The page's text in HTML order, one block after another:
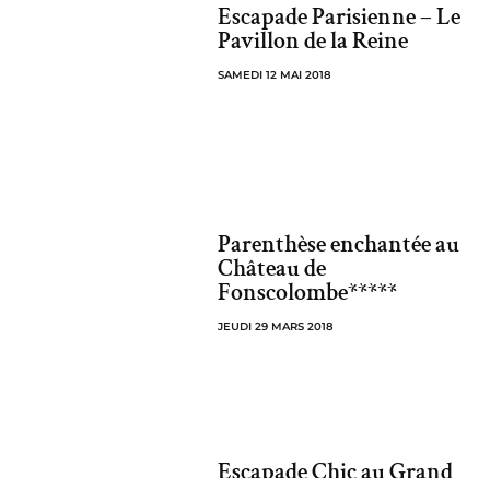
Escapade Parisienne – Le
Pavillon de la Reine
SAMEDI 12 MAI 2018
Parenthèse enchantée au
Château de
Fonscolombe*****
JEUDI 29 MARS 2018
Escapade Chic au Grand